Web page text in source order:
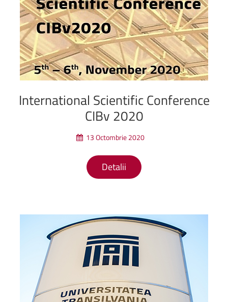
International ScientificConference
CIBv 2020
13 Octombrie 2020
Detalii